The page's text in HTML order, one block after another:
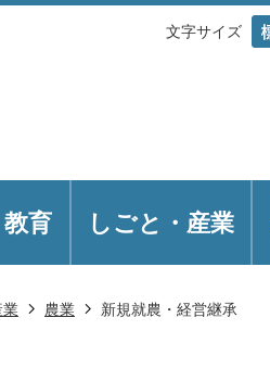
文字サイズ
育 しごと・産業
業 農業 新規就農・経営継承